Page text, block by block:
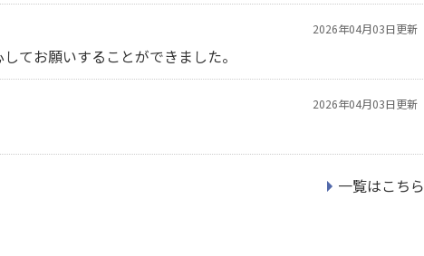
2026年04月03日更新
てお願いすることができました。
2026年04月03日更新
一覧はこちら